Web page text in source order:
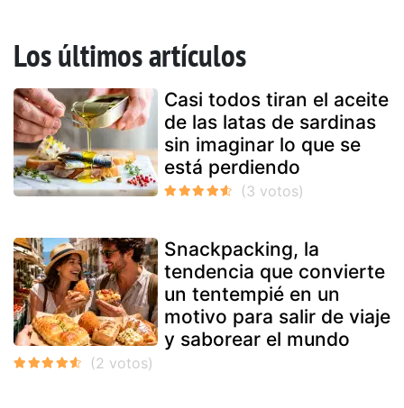
Los últimos artículos
Casi todos tiran el aceite
de las latas de sardinas
sin imaginar lo que se
está perdiendo
Snackpacking, la
tendencia que convierte
un tentempié en un
motivo para salir de viaje
y saborear el mundo